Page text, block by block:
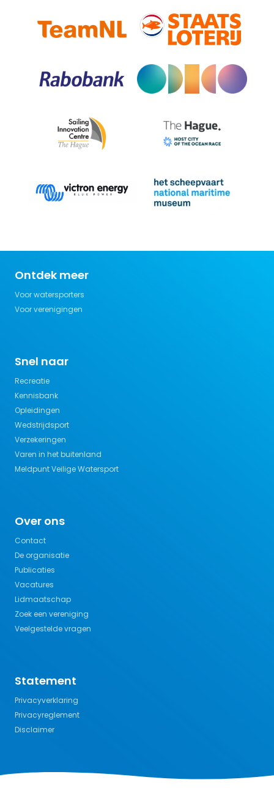
Ontdek meer
Voor watersporters
Voor verenigingen
Snel naar
Recreatie
Kennisbank
Opleidingen
Wedstrijdsport
Verzekeringen
Varen in het buitenland
Meldpunt Veilige Watersport
Over ons
Contact
De organisatie
Publicaties
Vacatures
Lidmaatschap
Zoek een vereniging
Veelgestelde vragen
Statement
Privacyverklaring
Privacyreglement
Disclaimer